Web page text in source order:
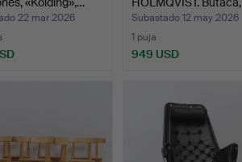
22 mar 2026
"Stora E…
Subastado 12 may 2026
1 puja
949 USD